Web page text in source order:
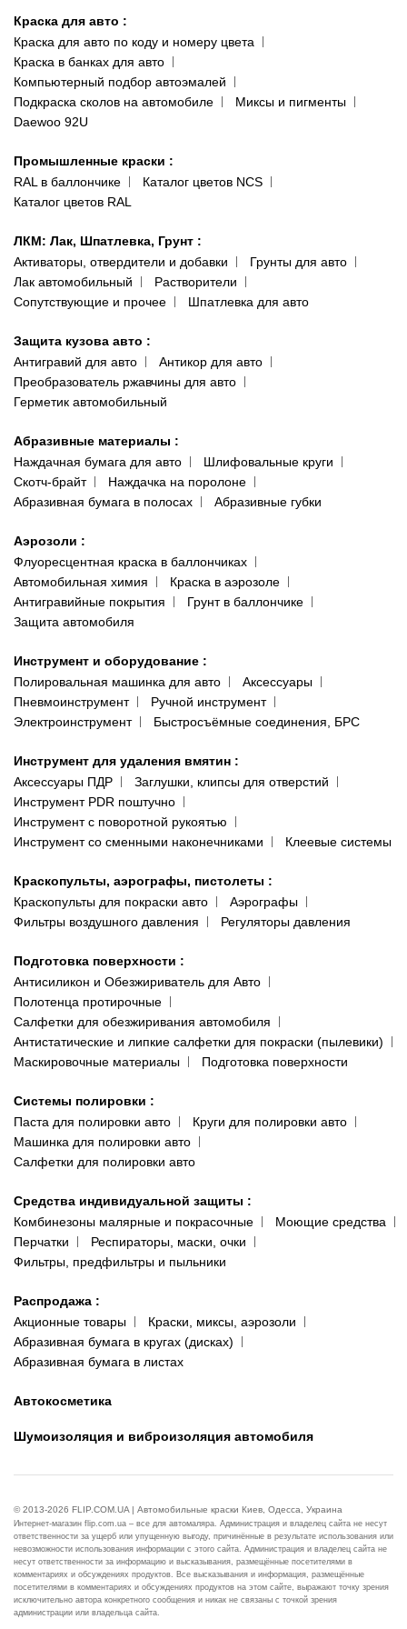
093 611-39-23
(ориентир: Интайм №40)
Одесса
пр-т Акад. Глушко, 29
066 554-97-70
Доставка и оплата
Сотрудничество
Наши публикации
Публичная оферта
Политика конфиденциальности
Краска для авто :
Краска для авто по коду и номеру цвета
Краска в банках для авто
Компьютерный подбор автоэмалей
Подкраска сколов на автомобиле
Миксы и пигменты
Daewoo 92U
Промышленные краски :
RAL в баллончике
Каталог цветов NCS
Каталог цветов RAL
ЛКМ: Лак, Шпатлевка, Грунт :
Активаторы, отвердители и добавки
Грунты для авто
Лак автомобильный
Растворители
Сопутствующие и прочее
Шпатлевка для авто
Защита кузова авто :
Антигравий для авто
Антикор для авто
Преобразователь ржавчины для авто
Герметик автомобильный
Абразивные материалы :
Наждачная бумага для авто
Шлифовальные круги
Скотч-брайт
Наждачка на поролоне
Абразивная бумага в полосах
Абразивные губки
Аэрозоли :
Флуоресцентная краска в баллончиках
Автомобильная химия
Краска в аэрозоле
Антигравийные покрытия
Грунт в баллончике
Защита автомобиля
Инструмент и оборудование :
Полировальная машинка для авто
Аксессуары
Пневмоинструмент
Ручной инструмент
Электроинструмент
Быстросъёмные соединения, БРС
Инструмент для удаления вмятин :
Аксессуары ПДР
Заглушки, клипсы для отверстий
Инструмент PDR поштучно
Инструмент с поворотной рукоятью
Инструмент со сменными наконечниками
Клеевые системы
Краскопульты, аэрографы, пистолеты :
Краскопульты для покраски авто
Аэрографы
Фильтры воздушного давления
Регуляторы давления
Подготовка поверхности :
Антисиликон и Обезжириватель для Авто
Полотенца протирочные
Салфетки для обезжиривания автомобиля
Антистатические и липкие салфетки для покраски (пылевики)
Маскировочные материалы
Подготовка поверхности
Системы полировки :
Паста для полировки авто
Круги для полировки авто
Машинка для полировки авто
Салфетки для полировки авто
Средства индивидуальной защиты :
Комбинезоны малярные и покрасочные
Моющие средства
Перчатки
Респираторы, маски, очки
Фильтры, предфильтры и пыльники
Распродажа :
Акционные товары
Краски, миксы, аэрозоли
Абразивная бумага в кругах (дисках)
Абразивная бумага в листах
Автокосметика
Шумоизоляция и виброизоляция автомобиля
© 2013-2026 FLIP.COM.UA | Автомобильные краски Киев, Одесса, Украина
Интернет-магазин flip.com.ua – все для автомаляра. Администрация и владелец сайта не несут
ответственности за ущерб или упущенную выгоду, причинённые в результате использования или
невозможности использования информации с этого сайта. Администрация и владелец сайта не
несут ответственности за информацию и высказывания, размещённые посетителями в
комментариях и обсуждениях продуктов. Все высказывания и информация, размещённые
посетителями в комментариях и обсуждениях продуктов на этом сайте, выражают точку зрения
исключительно автора конкретного сообщения и никак не связаны с точкой зрения
администрации или владельца сайта.